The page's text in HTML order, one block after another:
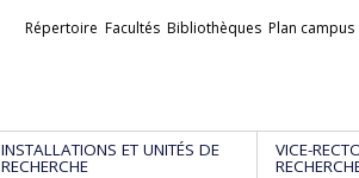
Liens
Répertoire Facultés Bibliothèques Plan campus
INSTALLATIONS ET UNITÉS DE
RECHERCHE
VICE-